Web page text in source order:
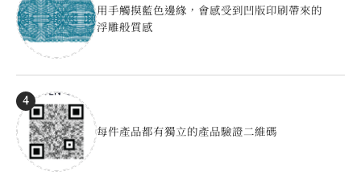
用手觸摸藍色邊緣，會感受到凹版印刷帶來的
浮雕般質感
4
每件產品都有獨立的產品驗證二維碼